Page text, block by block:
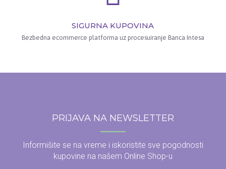
SIGURNA KUPOVINA
Bezbedna ecommerce platforma uz procesuiranje Banca Intesa
PRIJAVA NA NEWSLETTER
Informišite se na vreme i iskoristite sve pogodnosti
kupovine na našem Online Shop-u